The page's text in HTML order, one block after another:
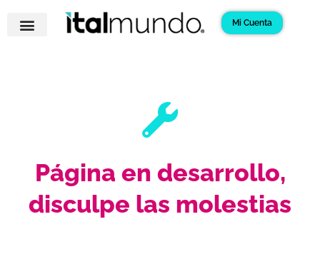
Mi Cuenta
Página en desarrollo,
disculpe las molestias